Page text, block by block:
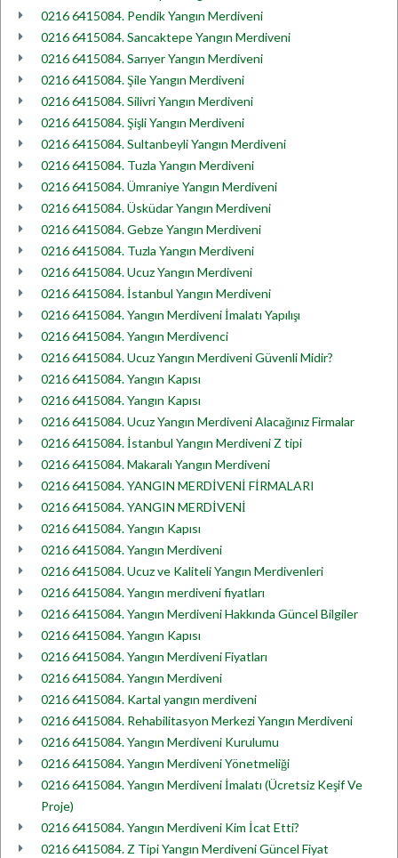
0216 6415084. Pendik Yangın Merdiveni
0216 6415084. Sancaktepe Yangın Merdiveni
0216 6415084. Sarıyer Yangın Merdiveni
0216 6415084. Şile Yangın Merdiveni
0216 6415084. Silivri Yangın Merdiveni
0216 6415084. Şişli Yangın Merdiveni
0216 6415084. Sultanbeyli Yangın Merdiveni
0216 6415084. Tuzla Yangın Merdiveni
0216 6415084. Ümraniye Yangın Merdiveni
0216 6415084. Üsküdar Yangın Merdiveni
0216 6415084. Gebze Yangın Merdiveni
0216 6415084. Tuzla Yangın Merdiveni
0216 6415084. Ucuz Yangın Merdiveni
0216 6415084. İstanbul Yangın Merdiveni
0216 6415084. Yangın Merdiveni İmalatı Yapılışı
0216 6415084. Yangın Merdivenci
0216 6415084. Ucuz Yangın Merdiveni Güvenli Midir?
0216 6415084. Yangın Kapısı
0216 6415084. Yangın Kapısı
0216 6415084. Ucuz Yangın Merdiveni Alacağınız Firmalar
0216 6415084. İstanbul Yangın Merdiveni Z tipi
0216 6415084. Makaralı Yangın Merdiveni
0216 6415084. YANGIN MERDİVENİ FİRMALARI
0216 6415084. YANGIN MERDİVENİ
0216 6415084. Yangın Kapısı
0216 6415084. Yangın Merdiveni
0216 6415084. Ucuz ve Kaliteli Yangın Merdivenleri
0216 6415084. Yangın merdiveni fiyatları
0216 6415084. Yangın Merdiveni Hakkında Güncel Bilgiler
0216 6415084. Yangın Kapısı
0216 6415084. Yangın Merdiveni Fiyatları
0216 6415084. Yangın Merdiveni
0216 6415084. Kartal yangın merdiveni
0216 6415084. Rehabilitasyon Merkezi Yangın Merdiveni
0216 6415084. Yangın Merdiveni Kurulumu
0216 6415084. Yangın Merdiveni Yönetmeliği
0216 6415084. Yangın Merdiveni İmalatı (Ücretsiz Keşif Ve
Proje)
0216 6415084. Yangın Merdiveni Kim İcat Etti?
0216 6415084. Z Tipi Yangın Merdiveni Güncel Fiyat